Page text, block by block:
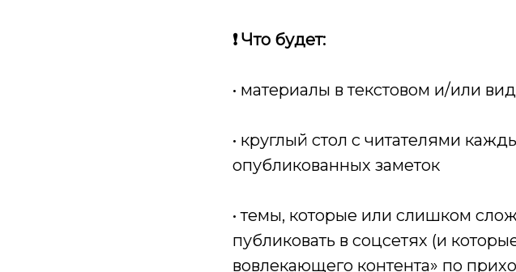
❗️ Что будет:
• материалы в текстовом и/или
• круглый стол с читателями
опубликованных заметок
• темы, которые или слишком
публиковать в соцсетях (и
вовлекающего контента» по